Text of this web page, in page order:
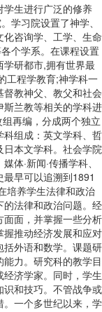
生进行广泛的修养
学习院设置了神学、
咨询学、工学、生命
个学系。在课程设置
学研都市,拥有世界最
工程学教育;神学科一
教神父、教父和社会
兰教等相关的学科进
再编，分成两个独立
组成：英文学科、哲
本文学科。社会学院
体·新闻·传播学科、
早可以追溯到1891
培养学生法律和政治
法律和政治问题。经
面，并掌握一些分析
推动经济发展和应对
外语和数学。课题研
力。研究科的教学目
济学家。同时，学生
和技巧。不管战争或
一个多世纪以来，学